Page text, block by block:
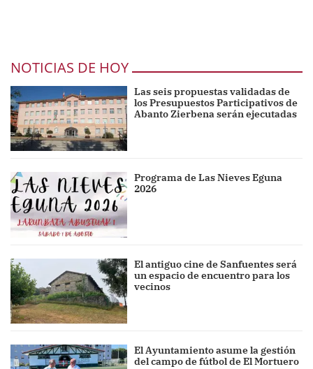
NOTICIAS DE HOY
Las seis propuestas validadas de
los Presupuestos Participativos de
Abanto Zierbena serán ejecutadas
Programa de Las Nieves Eguna
2026
El antiguo cine de Sanfuentes será
un espacio de encuentro para los
vecinos
El Ayuntamiento asume la gestión
del campo de fútbol de El Mortuero